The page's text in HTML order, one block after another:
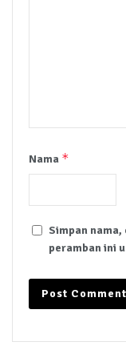
Nama *
Simpan
peramban ini